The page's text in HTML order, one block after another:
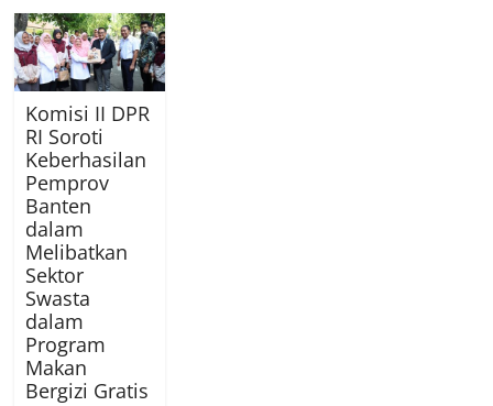
Komisi II DPR
RI Soroti
Keberhasilan
Pemprov
Banten
dalam
Melibatkan
Sektor
Swasta
dalam
Program
Makan
Bergizi Gratis